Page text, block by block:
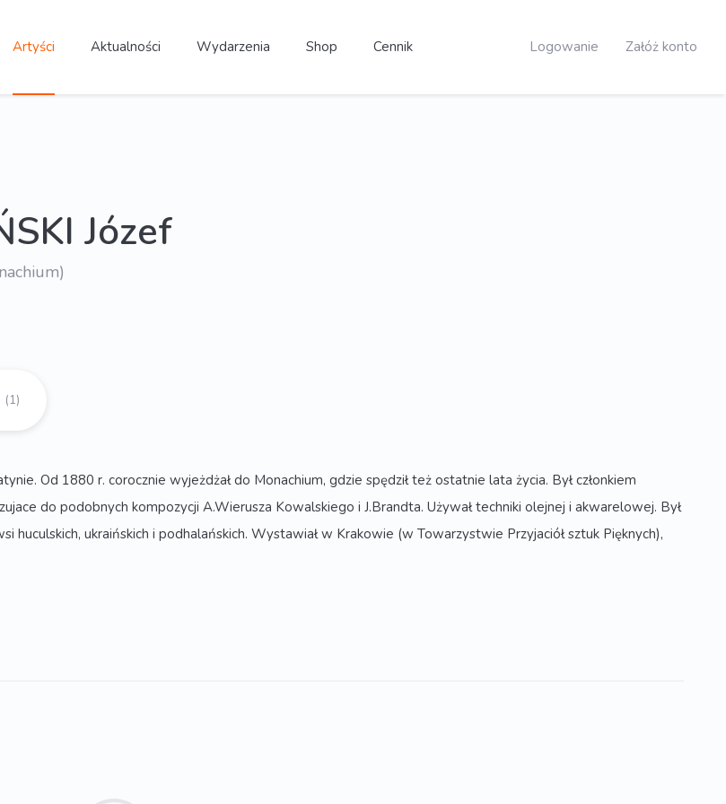
Artyści Aktualności Wydarzenia Shop Cennik Logowanie Załóż konto
Józef
(1)
Od 1880 r. corocznie wyjeżdżał do Monachium, gdzie spędził też ostatnie lata życia. Był członkiem
do podobnych kompozycji A.Wierusza Kowalskiego i J.Brandta. Używał techniki olejnej i akwarelowej. Był
ukraińskich i podhalańskich. Wystawiał w Krakowie (w Towarzystwie Przyjaciół sztuk Pięknych),